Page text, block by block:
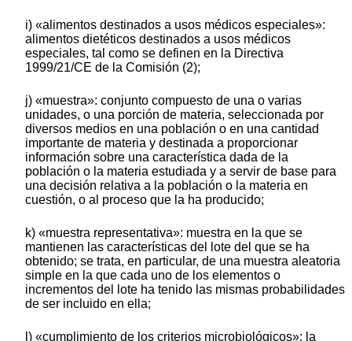
i) «alimentos destinados a usos médicos especiales»:
alimentos dietéticos destinados a usos médicos
especiales, tal como se definen en la Directiva
1999/21/CE de la Comisión (2);
j) «muestra»: conjunto compuesto de una o varias
unidades, o una porción de materia, seleccionada por
diversos medios en una población o en una cantidad
importante de materia y destinada a proporcionar
información sobre una característica dada de la
población o la materia estudiada y a servir de base para
una decisión relativa a la población o la materia en
cuestión, o al proceso que la ha producido;
k) «muestra representativa»: muestra en la que se
mantienen las características del lote del que se ha
obtenido; se trata, en particular, de una muestra aleatoria
simple en la que cada uno de los elementos o
incrementos del lote ha tenido las mismas probabilidades
de ser incluido en ella;
l) «cumplimiento de los criterios microbiológicos»: la